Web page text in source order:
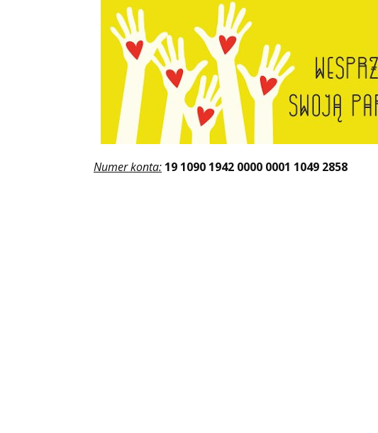
Numer konta: 19 1090 1942 0000 0001 1049 2858